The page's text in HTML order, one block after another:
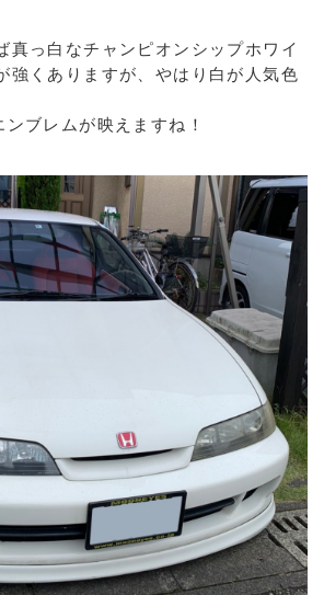
真っ白なチャンピオンシップホワイ
強くありますが、やはり白が人気色
ブレムが映えますね！